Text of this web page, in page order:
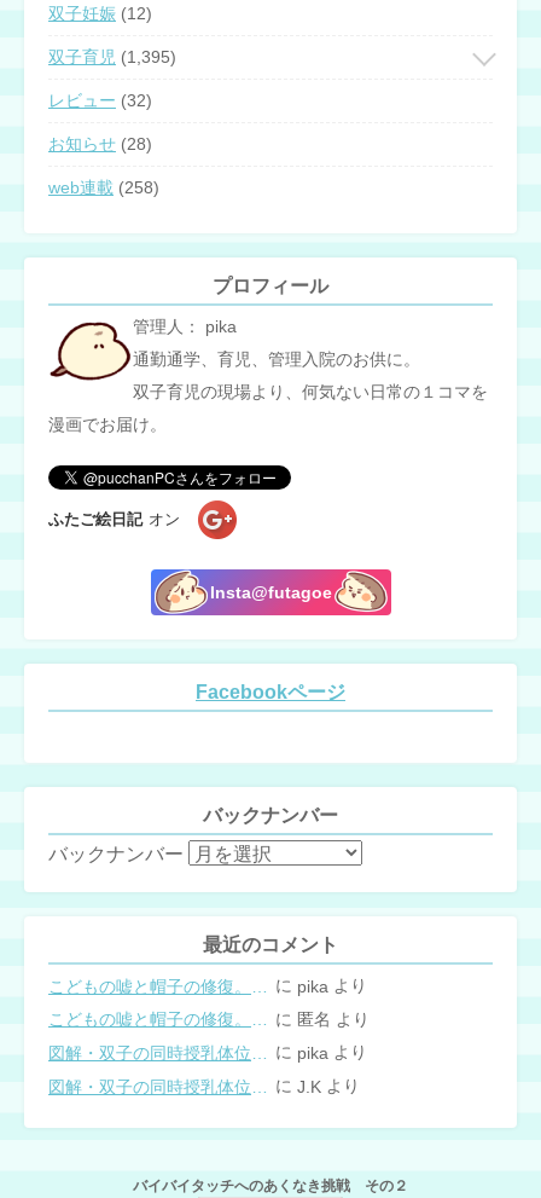
双子妊娠 (12)
双子育児 (1,395)
レビュー (32)
お知らせ (28)
web連載 (258)
プロフィール
管理人： pika
通勤通学、育児、管理入院のお供に。
双子育児の現場より、何気ない日常の１コマを
漫画でお届け。
ふたご絵日記 オン
Insta@futagoe
Facebookページ
バックナンバー
バックナンバー
最近のコメント
に pika より
こどもの嘘と帽子の修復。キャップのツバが破れた時の直し方 に 匿名 より
に pika より
に J.K より
バイバイタッチへのあくなき挑戦 その２